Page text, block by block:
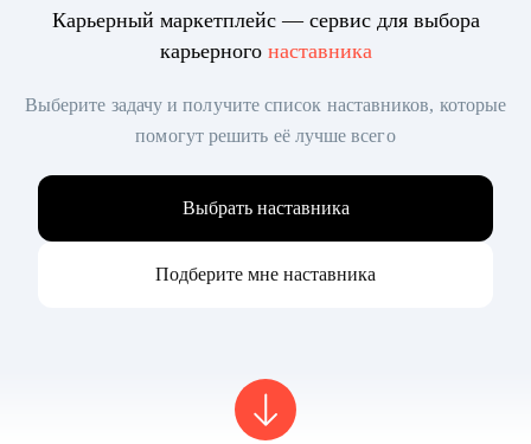
Карьерный маркетплейс — сервис для выбора
карьерного наставника
Выберите задачу и получите список наставников, которые
помогут решить её лучше всего
Выбрать наставника
Подберите мне наставника